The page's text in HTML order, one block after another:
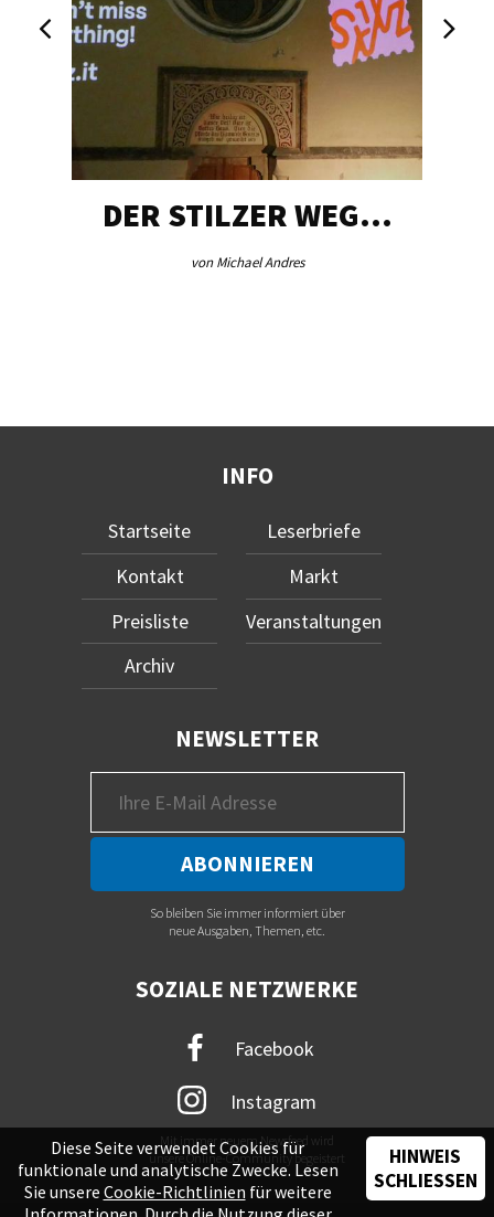
DER STILZER WEG…
von Michael Andres
INFO
Startseite
Kontakt
Preisliste
Archiv
Leserbriefe
Markt
Veranstaltungen
NEWSLETTER
So bleiben Sie immer informiert über
neue Ausgaben, Themen, etc.
SOZIALE NETZWERKE
Facebook
Instagram
Mit immer neuem Newsfeed wird
unsere Online-Community begeistert
Diese Seite verwendet Cookies für
funktionale und analytische Zwecke. Lesen
Sie unsere Cookie-Richtlinien für weitere
HINWEIS
SCHLIESSEN